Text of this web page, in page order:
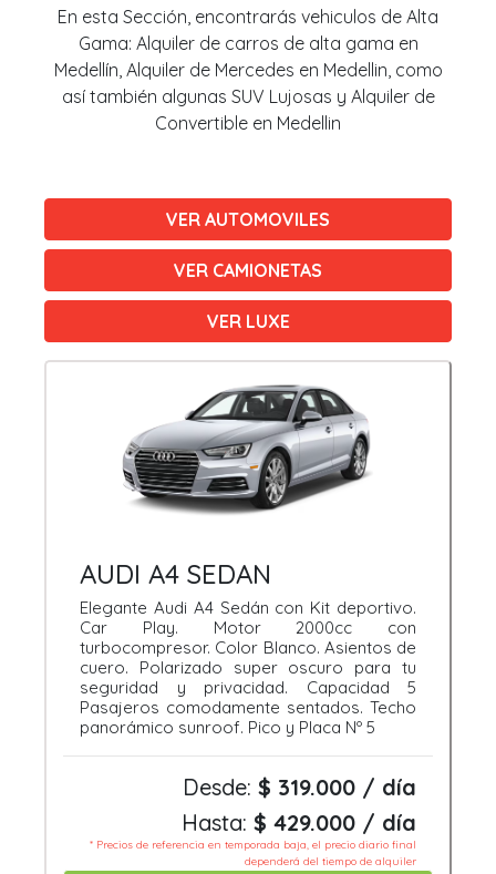
En esta Sección, encontrarás vehiculos de Alta
Gama: Alquiler de carros de alta gama en
Medellín, Alquiler de Mercedes en Medellin, como
así también algunas SUV Lujosas y Alquiler de
Convertible en Medellin
VER AUTOMOVILES
VER CAMIONETAS
VER LUXE
AUDI A4 SEDAN
Elegante Audi A4 Sedán con Kit deportivo.
Car Play. Motor 2000cc con
turbocompresor. Color Blanco. Asientos de
cuero. Polarizado super oscuro para tu
seguridad y privacidad. Capacidad 5
Pasajeros comodamente sentados. Techo
panorámico sunroof. Pico y Placa Nº 5
Desde: $ 319.000 / día
Hasta: $ 429.000 / día
* Precios de referencia en temporada baja, el precio diario final
dependerá del tiempo de alquiler